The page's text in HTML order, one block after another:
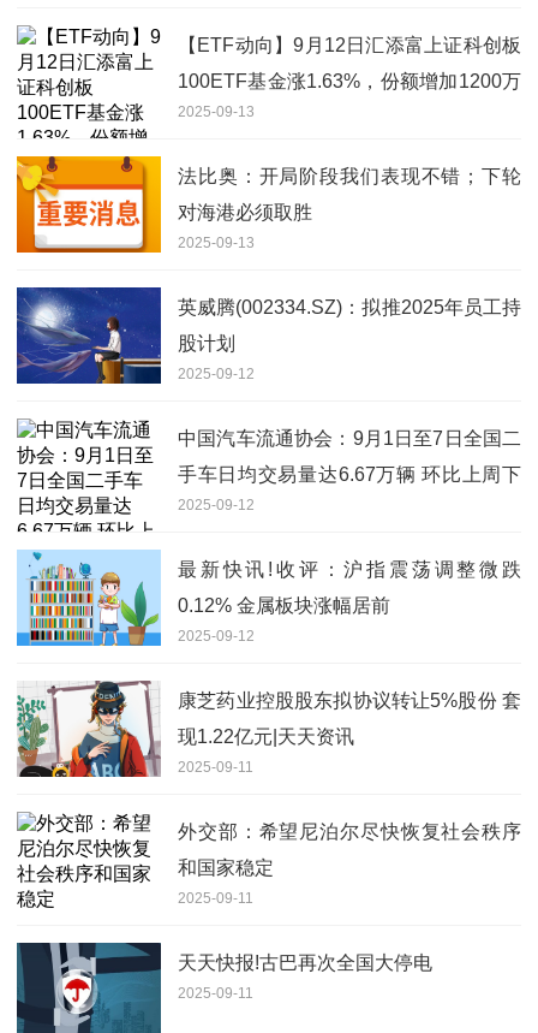
【ETF动向】9月12日汇添富上证科创板
100ETF基金涨1.63%，份额增加1200万
份-前沿热点
2025-09-13
法比奥：开局阶段我们表现不错；下轮
对海港必须取胜
2025-09-13
英威腾(002334.SZ)：拟推2025年员工持
股计划
2025-09-12
中国汽车流通协会：9月1日至7日全国二
手车日均交易量达6.67万辆 环比上周下
降0.66%-视讯
2025-09-12
最新快讯!收评：沪指震荡调整微跌
0.12% 金属板块涨幅居前
2025-09-12
康芝药业控股股东拟协议转让5%股份 套
现1.22亿元|天天资讯
2025-09-11
外交部：希望尼泊尔尽快恢复社会秩序
和国家稳定
2025-09-11
天天快报!古巴再次全国大停电
2025-09-11